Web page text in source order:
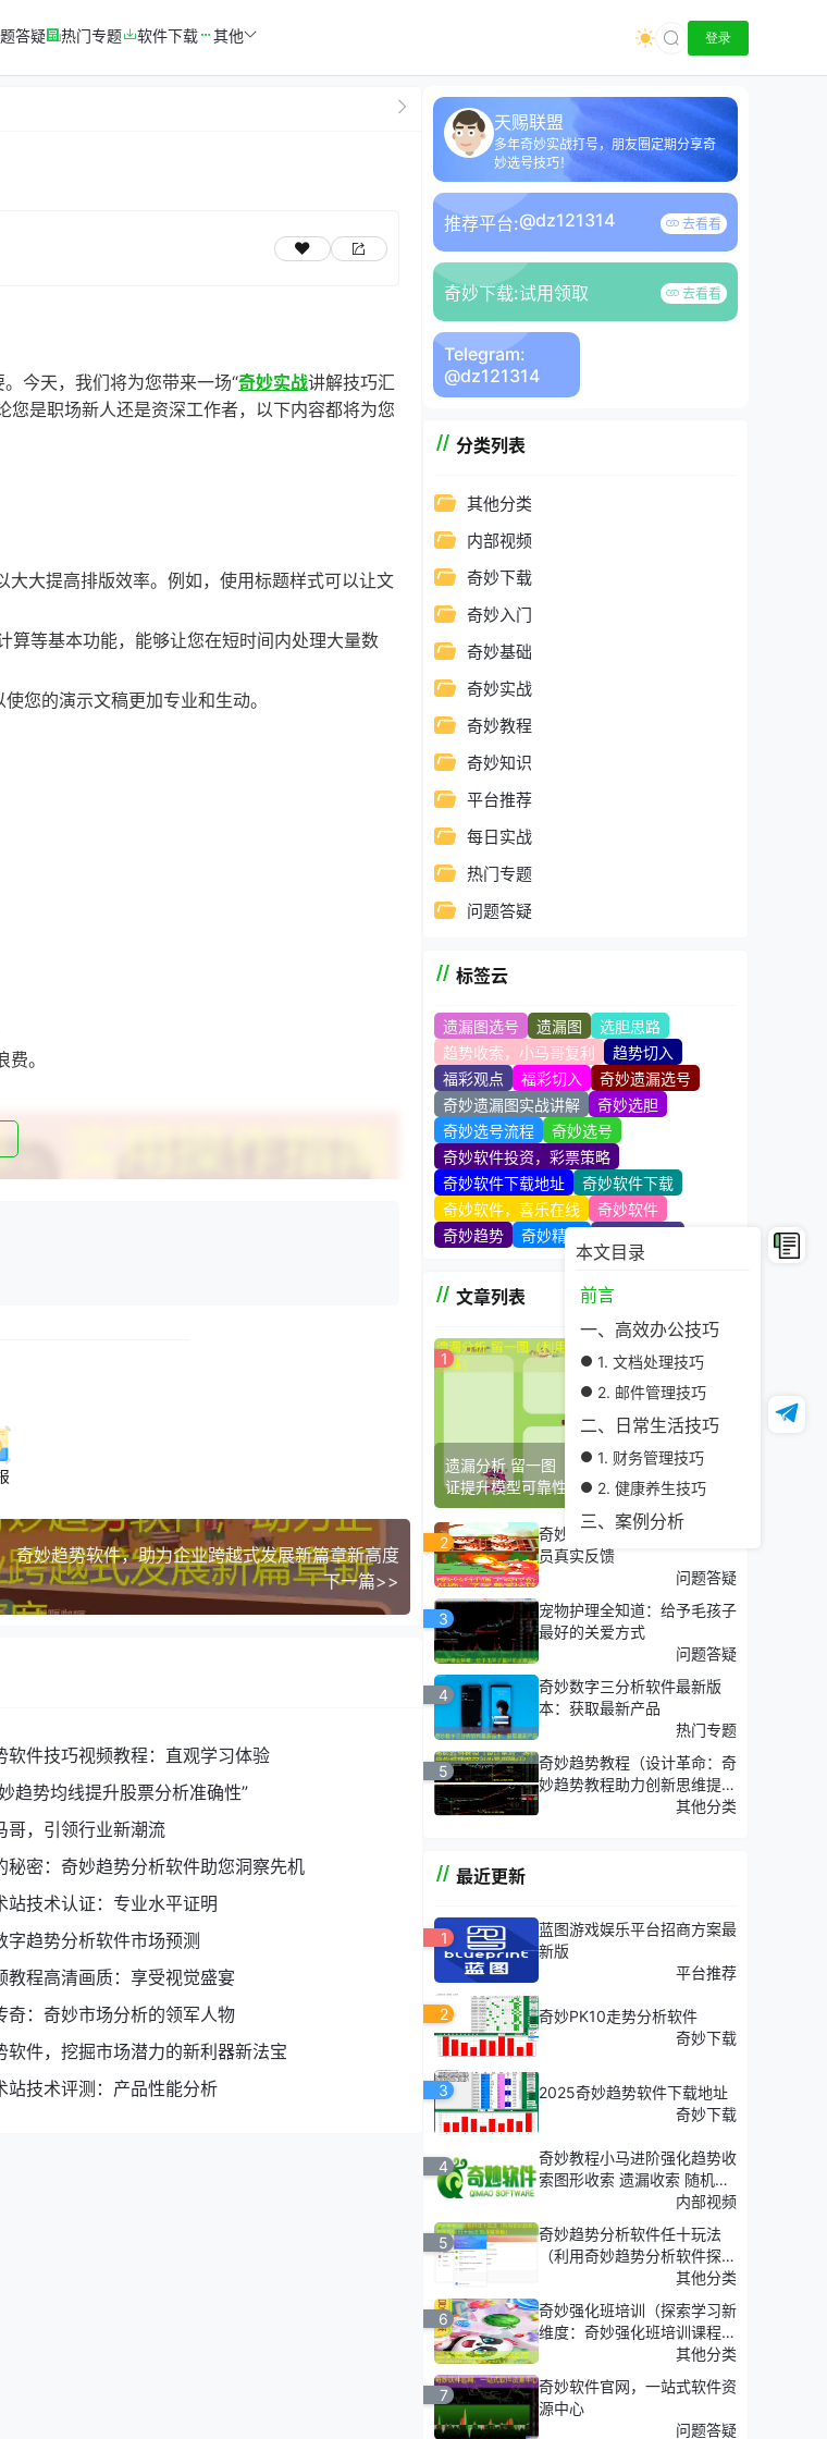
本文目录
前言
一、高效办公技巧
1. 文档处理技巧
2. 邮件管理技巧
二、日常生活技巧
1. 财务管理技巧
2. 健康养生技巧
三、案例分析
答疑 热门专题 软件下载 其他 登录
今天，我们将为您带来一场“奇妙实战讲解技巧汇
您是职场新人还是资深工作者，以下内容都将为您
大提高排版效率。例如，使用标题样式可以让文
等基本功能，能够让您在短时间内处理大量数
您的演示文稿更加专业和生动。
。
。
公司创造了更多价值。
望这些内容能对您有所帮助，让您在各个领域都
奇妙趋势软件，助力企业跨越式发展新篇章新高度
下一篇>>
软件技巧视频教程：直观学习体验
趋势均线提升股票分析准确性”
哥，引领行业新潮流
秘密：奇妙趋势分析软件助您洞察先机
站技术认证：专业水平证明
字趋势分析软件市场预测
教程高清画质：享受视觉盛宴
奇：奇妙市场分析的领军人物
软件，挖掘市场潜力的新利器新法宝
站技术评测：产品性能分析
天赐联盟
多年奇妙实战打号，朋友圈定期分享奇
妙选号技巧！
推荐平台:@dz121314 去看看
奇妙下载:试用领取 去看看
Telegram:
@dz121314
分类列表
其他分类
内部视频
奇妙下载
奇妙入门
奇妙基础
奇妙实战
奇妙教程
奇妙知识
平台推荐
每日实战
热门专题
问题答疑
标签云
遗漏图选号 遗漏图
选胆思路
趋势收索，小马哥复利
趋势切入
福彩观点
福彩切入
奇妙遗漏选号
奇妙遗漏图实战讲解
奇妙选胆
奇妙选号流程
奇妙选号
奇妙软件投资，彩票策略
奇妙软件下载地址
奇妙软件下载
奇妙软件，喜乐在线
奇妙软件
奇妙趋势
奇妙精髓
文章列表
1
遗漏分析 留一图（利用遗漏分析与留一验
证提升模型可靠性）
2
奇妙软件瞎子啊评价系统：学
员真实反馈
问题答疑
3
宠物护理全知道：给予毛孩子
最好的关爱方式
问题答疑
4
奇妙数字三分析软件最新版
本：获取最新产品
热门专题
5
奇妙趋势教程（设计革命：奇
妙趋势教程助力创新思维提
其他分类
最近更新
1
蓝图游戏娱乐平台招商方案最
新版
平台推荐
2
奇妙PK10走势分析软件
奇妙下载
3
2025奇妙趋势软件下载地址
奇妙下载
4
奇妙教程小马进阶强化趋势收
索图形收索 遗漏收索 随机收
内部视频
5
奇妙趋势分析软件任十玩法
（利用奇妙趋势分析软件探
索'任十玩法'的深度策略）
其他分类
6
奇妙强化班培训（探索学习新
维度：奇妙强化班培训课程介
其他分类
7
奇妙软件官网，一站式软件资
源中心
问题答疑